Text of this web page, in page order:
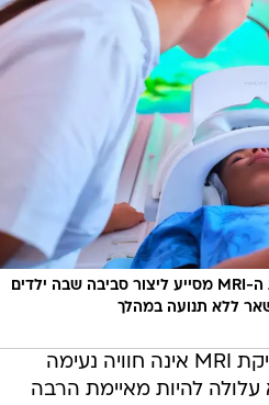
השילוב של סיפורי דיסני בסביבת ה-MRI מסייע ליצור סביבה שבה ילדים
ללא תנועה במהלך
עבור רוב המבוגרים, בדיקת MRI אינה חוויה נעימה
עלולה להיות מאיימת הרבה